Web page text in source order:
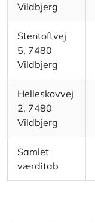
Vildbjerg
Stentoftvej
5, 7480
Vildbjerg
Helleskovvej
2, 7480
Vildbjerg
Samlet
værditab